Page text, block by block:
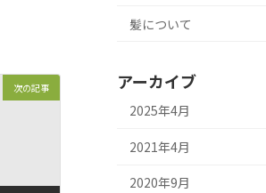
次の記事
髪について
アーカイブ
2025年4月
2021年4月
2020年9月